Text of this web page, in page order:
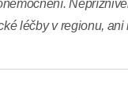
léčby v regionu, ani